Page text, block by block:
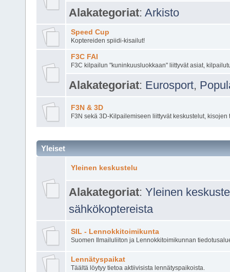
Alakategoriat: Arkisto
Speed Cup
Koptereiden spiidi-kisailut!
F3C FAI
F3C kilpailun "kuninkuusluokkaan" liittyvät asiat,
Alakategoriat: Eurosport,
F3N & 3D
F3N sekä 3D-Kilpailemiseen liittyvät keskustelut, kisojen
Yleiset
Yleinen keskustelu
Alakategoriat: Yleinen
sähkökoptereista
SIL - Lennokkitoimikunta
Suomen Ilmailuliiton ja Lennokkitoimikunnan
Lennätyspaikat
Täältä löytyy tietoa aktiivisista lennätyspaikoista.